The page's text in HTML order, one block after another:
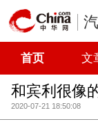
首页 文
和宾利很像
2020-07-21 18:50:08